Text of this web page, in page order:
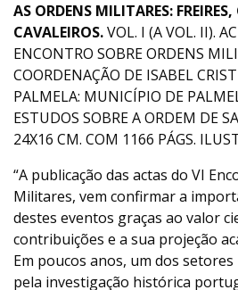
AS ORDENS MILITARES: FREIRES,
CAVALEIROS.VOL. I (A VOL. II).
ENCONTRO SOBRE ORDENS
COORDENAÇÃO DE ISABEL
PALMELA: MUNICÍPIO DE
ESTUDOS SOBRE A ORDEM DE
24X16 CM. COM 1166 PÁGS.
“A publicação das actas do VI
Militares, vem confirmar a
destes eventos graças ao valor
contribuições e a sua projeção
Em poucos anos, um dos
pela investigação histórica